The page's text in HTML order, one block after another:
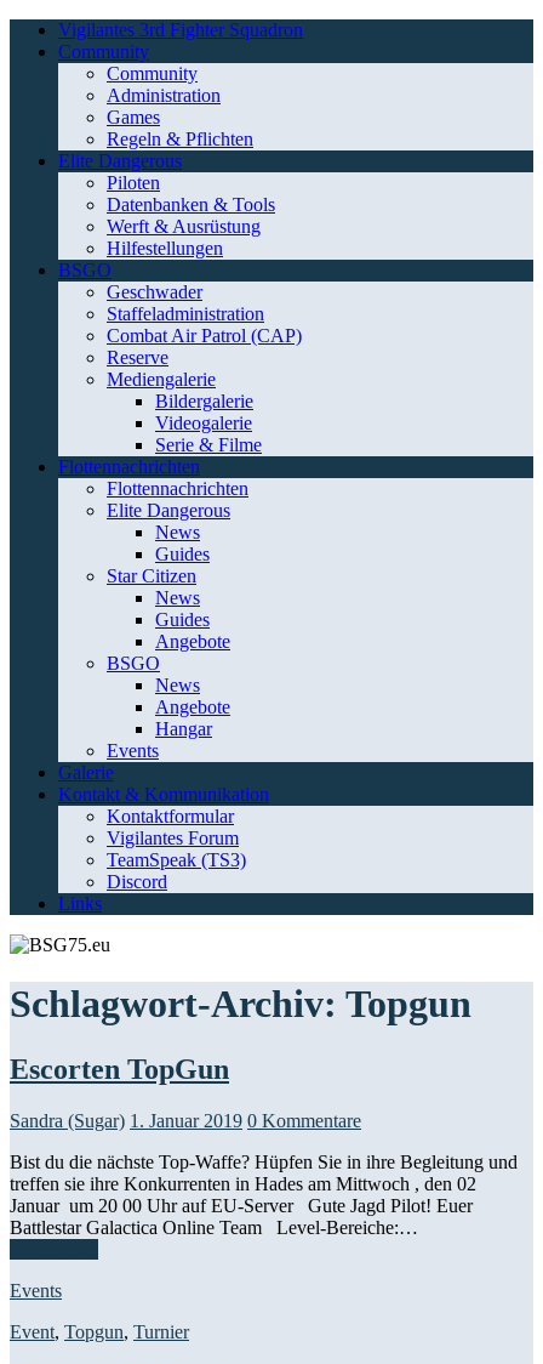
Vigilantes 3rd Fighter Squadron
Community
Community
Administration
Games
Regeln & Pflichten
Elite Dangerous
Piloten
Datenbanken & Tools
Werft & Ausrüstung
Hilfestellungen
BSGO
Geschwader
Staffeladministration
Combat Air Patrol (CAP)
Reserve
Mediengalerie
Bildergalerie
Videogalerie
Serie & Filme
Flottennachrichten
Flottennachrichten
Elite Dangerous
News
Guides
Star Citizen
News
Guides
Angebote
BSGO
News
Angebote
Hangar
Events
Galerie
Kontakt & Kommunikation
Kontaktformular
Vigilantes Forum
TeamSpeak (TS3)
Discord
Links
Schlagwort-Archiv: Topgun
Escorten TopGun
Sandra (Sugar) 1. Januar 2019 0 Kommentare
Bist du die nächste Top-Waffe? Hüpfen Sie in ihre Begleitung und
treffen sie ihre Konkurrenten in Hades am Mittwoch , den 02
Januar um 20 00 Uhr auf EU-Server Gute Jagd Pilot! Euer
Battlestar Galactica Online Team​ Level-Bereiche:…
Events
Event, Topgun, Turnier